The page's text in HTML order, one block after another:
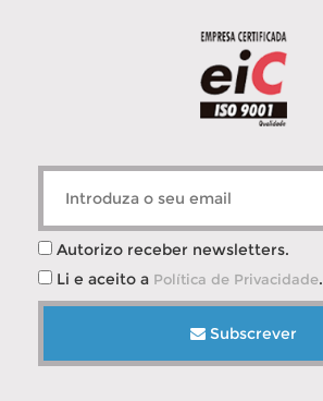
Autorizo receber newsletters.
Li e aceito a Política de Privacidade.
Subscrever